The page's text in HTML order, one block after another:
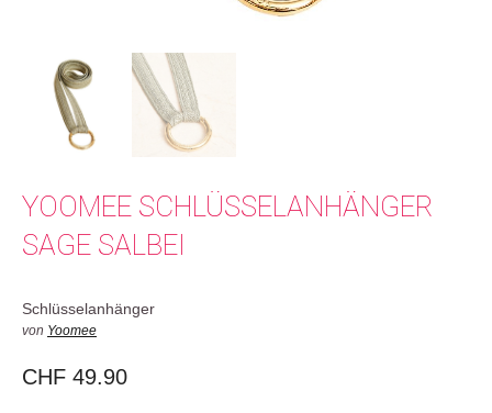
YOOMEE SCHLÜSSELANHÄNGER
SAGE SALBEI
Schlüsselanhänger
von Yoomee
CHF 49.90